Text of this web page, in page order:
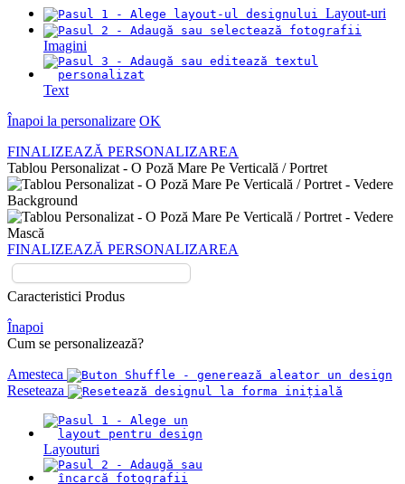
Layout-uri
Imagini
Text
Înapoi la personalizare OK
FINALIZEAZĂ PERSONALIZAREA
Tablou Personalizat - O Poză Mare Pe Verticală / Portret
FINALIZEAZĂ PERSONALIZAREA
Caracteristici Produs
Înapoi
Cum se personalizează?
Amesteca
Reseteaza
Layouturi